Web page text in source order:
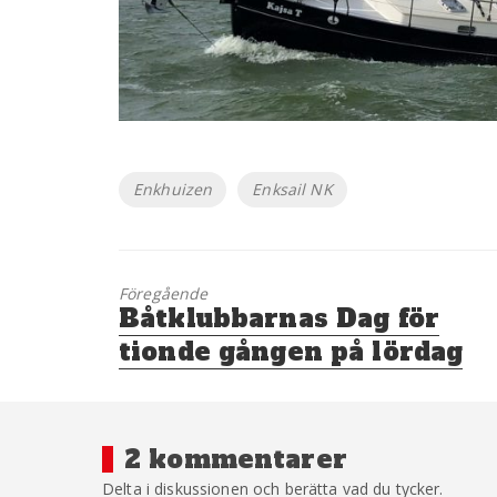
Etiketter
Enkhuizen Enksail NK
Föregående
Föregående
inlägg:
Båtklubbarnas Dag för
tionde gången på lördag
2 kommentarer
Delta i diskussionen och berätta vad du tycker.